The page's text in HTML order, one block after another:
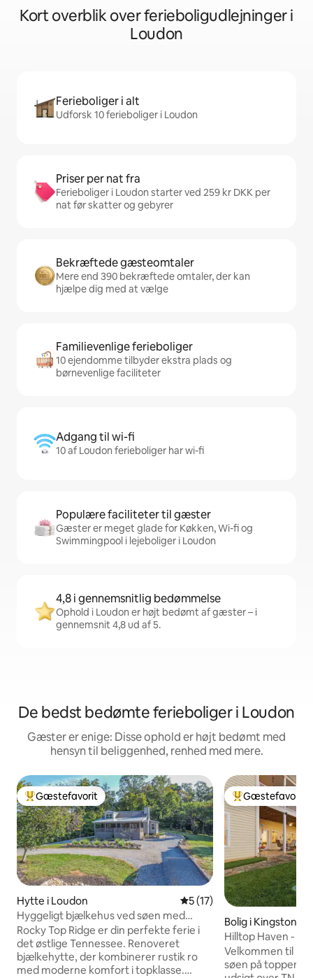
Kort overblik over ferieboligudlejninger i
Loudon
Ferieboliger i alt
Udforsk 10 ferieboliger i Loudon
Priser per nat fra
Ferieboliger i Loudon starter ved 259 kr DKK per
nat før skatter og gebyrer
Bekræftede gæsteomtaler
Mere end 390 bekræftede omtaler, der kan
hjælpe dig med at vælge
Familievenlige ferieboliger
10 ejendomme tilbyder ekstra plads og
børnevenlige faciliteter
Adgang til wi-fi
10 af Loudon ferieboliger har wi-fi
Populære faciliteter til gæster
Gæster er meget glade for Køkken, Wi-fi og
Swimmingpool i lejeboliger i Loudon
4,8 i gennemsnitlig bedømmelse
Ophold i Loudon er højt bedømt af gæster – i
gennemsnit 4,8 ud af 5.
De bedst bedømte ferieboliger i Loudon
Gæster er enige: Disse ophold er højt bedømt med
hensyn til beliggenhed, renhed med mere.
Bedste gæstefavorit
Gæstefavorit
Hytte i Loudon 5 ud af 5 i gennemsnitlig
5 (17)
Hyggeligt bjælkehus ved søen med
anløbsbro
Rocky Top Ridge er din perfekte ferie i
det østlige Tennessee. Renoveret
bjælkehytte, der kombinerer rustik ro
med moderne komfort i topklasse.
Bedste
Gæstefavorit
Bolig i Kingston
Hilltop Haven -
Velkommen til
søen på toppen